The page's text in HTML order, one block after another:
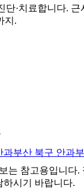
·치료합니다. 근
지.
과부산 북구 안과
는 참고용입니다.
하시기 바랍니다.